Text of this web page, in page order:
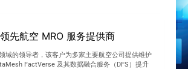
先航空 MRO 服务提供商
域的领导者，该客户为多家主要航空公司提供维护
FactVerse 及其数据融合服务（DFS）提升